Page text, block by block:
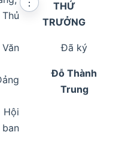
THỨ
TRƯỞNG
Đã ký
Đỗ Thành
Trung